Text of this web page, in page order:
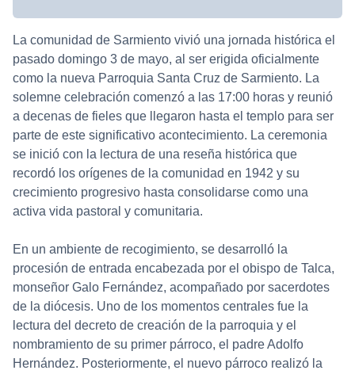
La comunidad de Sarmiento vivió una jornada histórica el
pasado domingo 3 de mayo, al ser erigida oficialmente
como la nueva Parroquia Santa Cruz de Sarmiento. La
solemne celebración comenzó a las 17:00 horas y reunió
a decenas de fieles que llegaron hasta el templo para ser
parte de este significativo acontecimiento. La ceremonia
se inició con la lectura de una reseña histórica que
recordó los orígenes de la comunidad en 1942 y su
crecimiento progresivo hasta consolidarse como una
activa vida pastoral y comunitaria.
En un ambiente de recogimiento, se desarrolló la
procesión de entrada encabezada por el obispo de Talca,
monseñor Galo Fernández, acompañado por sacerdotes
de la diócesis. Uno de los momentos centrales fue la
lectura del decreto de creación de la parroquia y el
nombramiento de su primer párroco, el padre Adolfo
Hernández. Posteriormente, el nuevo párroco realizó la